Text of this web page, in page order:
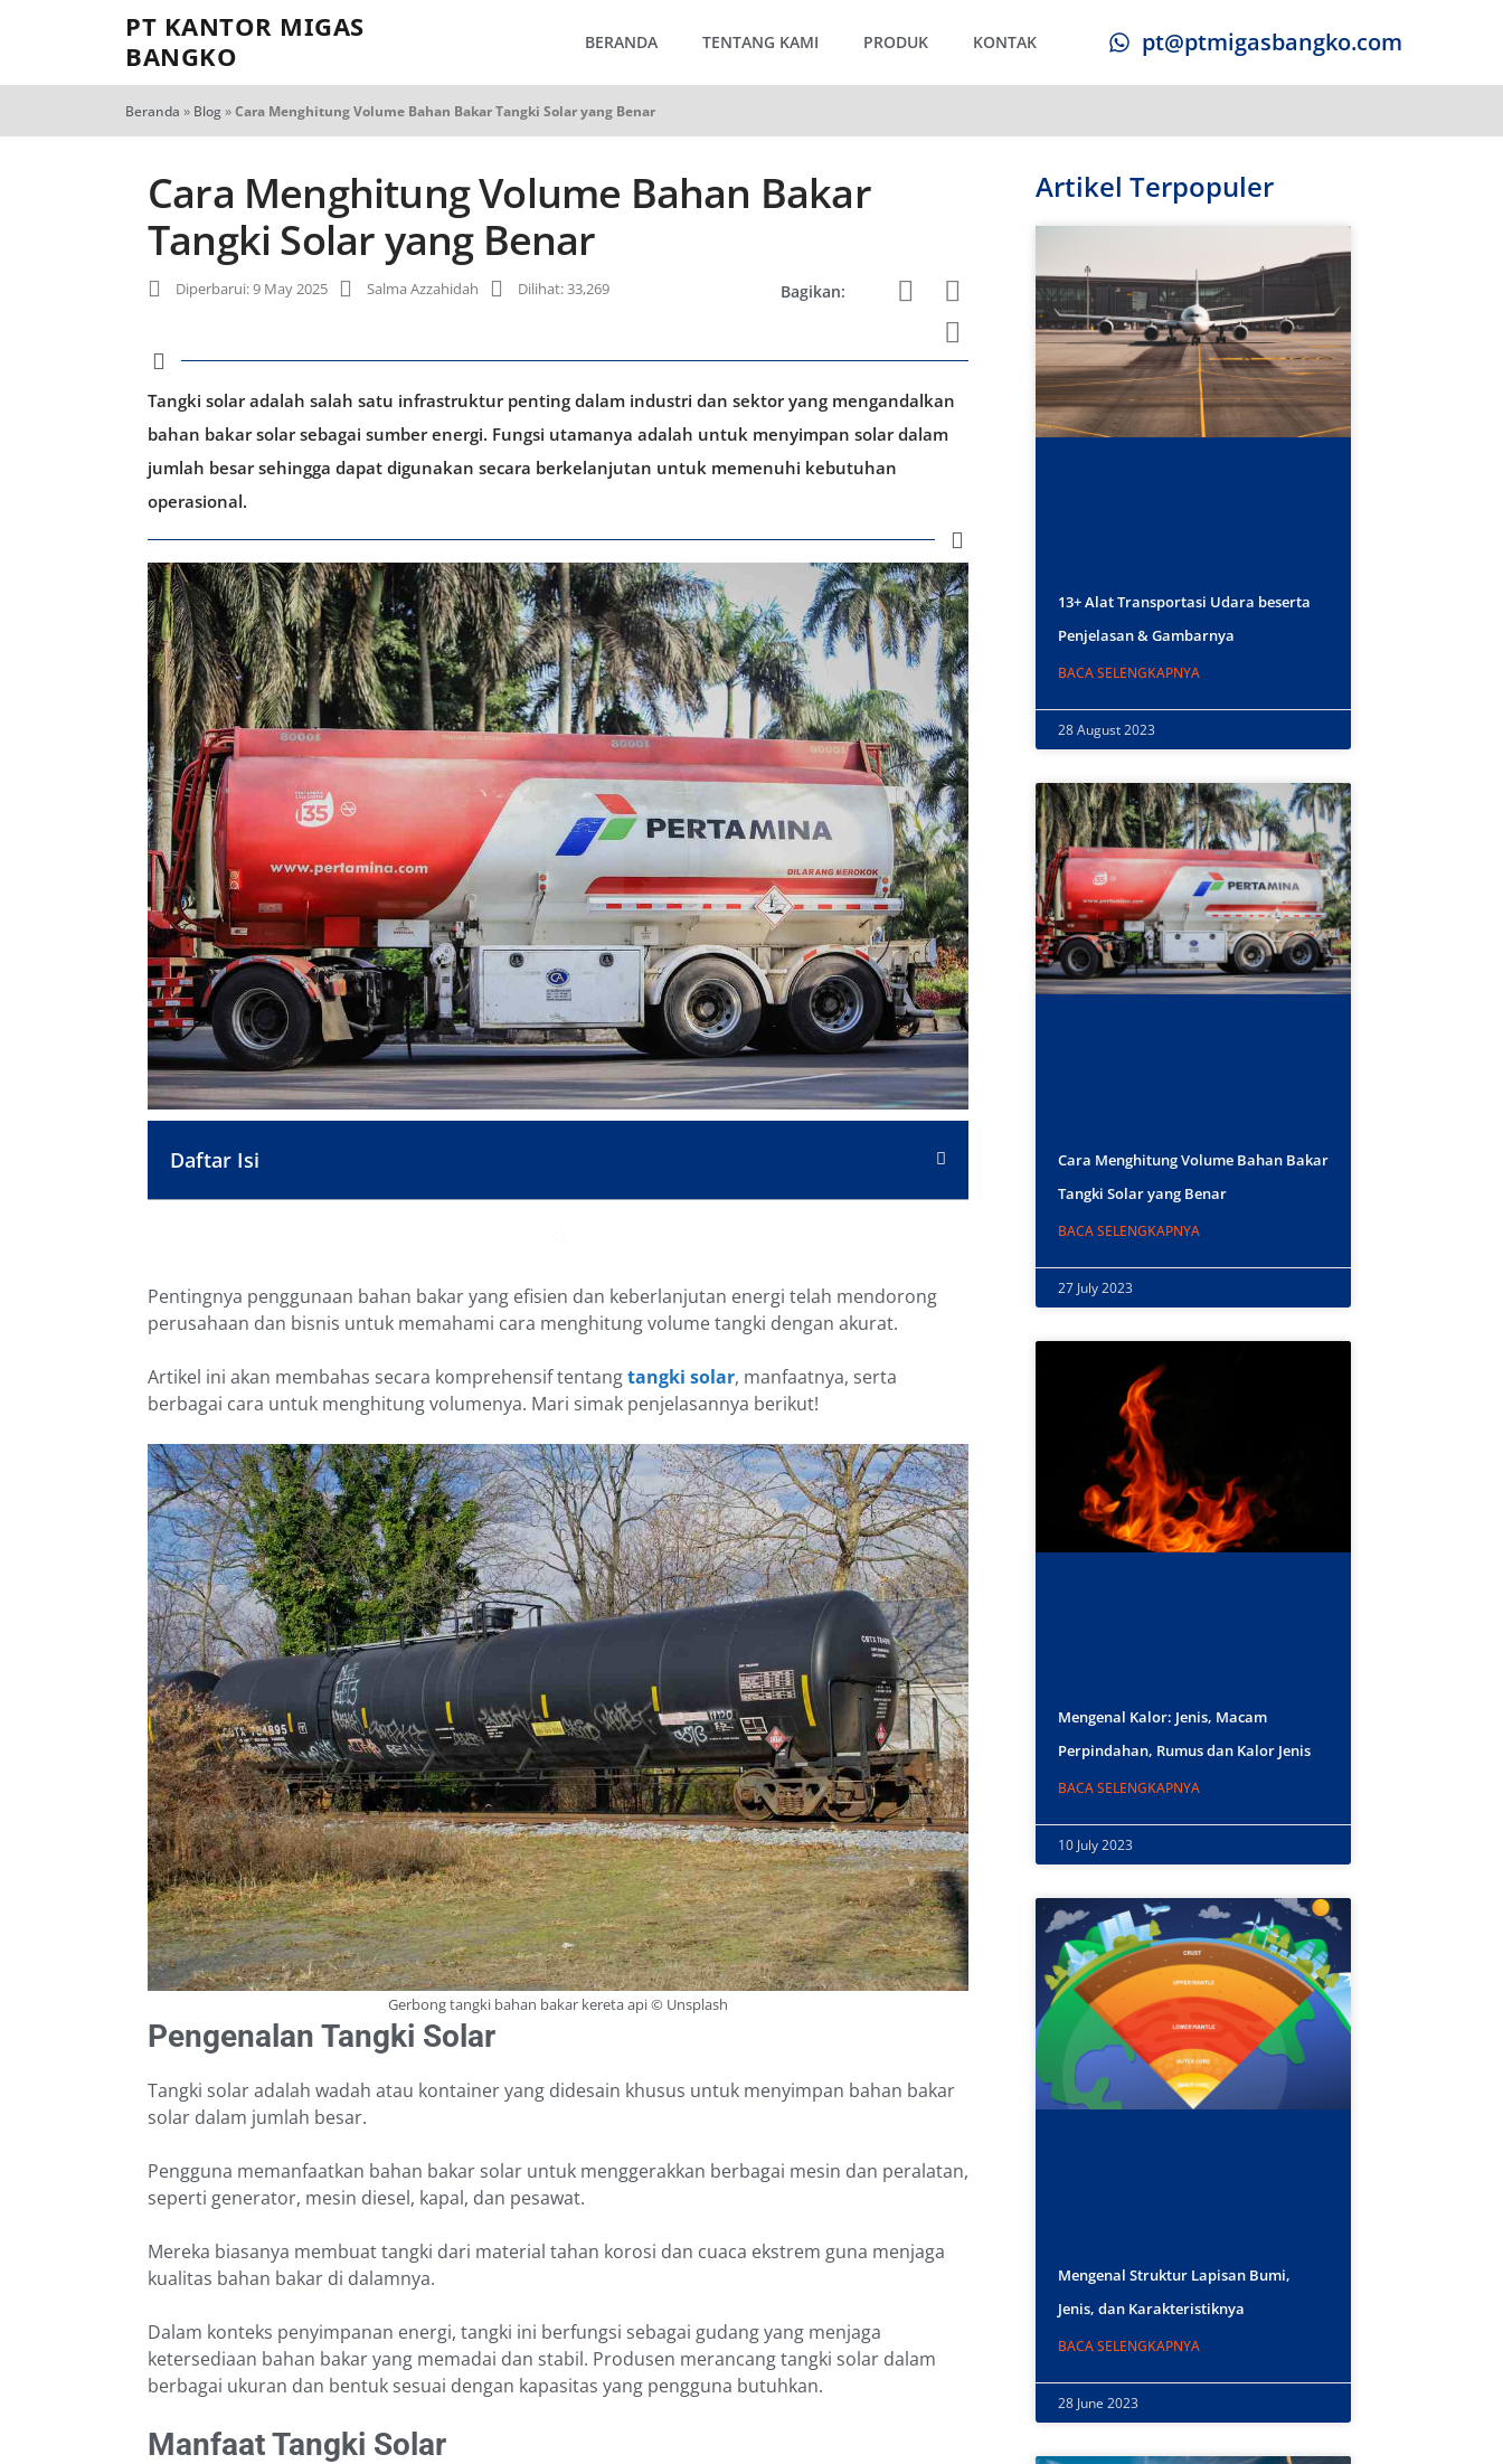
PT KANTOR MIGAS
BANGKO
BERANDA TENTANG KAMI PRODUK KONTAK pt@ptmigasbangko.com
Beranda » Blog»Cara Menghitung Volume Bahan Bakar Tangki Solar yang Benar
Cara Menghitung Volume Bahan Bakar
Tangki Solar yang Benar
Diperbarui: 9 May 2025 Salma Azzahidah Dilihat: 33,269 Bagikan:
Tangki solar adalah salah satu infrastruktur penting dalam industri dan sektor yang mengandalkan
bahan bakar solar sebagai sumber energi. Fungsi utamanya adalah untuk menyimpan solar dalam
jumlah besar sehingga dapat digunakan secara berkelanjutan untuk memenuhi kebutuhan
operasional.
Daftar Isi
Pentingnya penggunaan bahan bakar yang efisien dan keberlanjutan energi telah mendorong
perusahaan dan bisnis untuk memahami cara menghitung volume tangki dengan akurat.
Artikel ini akan membahas secara komprehensif tentangtangki solar, manfaatnya, serta
berbagai cara untuk menghitung volumenya. Mari simak penjelasannya berikut!
Gerbong tangki bahan bakar kereta api © Unsplash
Pengenalan Tangki Solar
Tangki solar adalah wadah atau kontainer yang didesain khusus untuk menyimpan bahan bakar
solar dalam jumlah besar.
Pengguna memanfaatkan bahan bakar solar untuk menggerakkan berbagai mesin dan peralatan,
seperti generator, mesin diesel, kapal, dan pesawat.
Mereka biasanya membuat tangki dari material tahan korosi dan cuaca ekstrem guna menjaga
kualitas bahan bakar di dalamnya.
Dalam konteks penyimpanan energi, tangki ini berfungsi sebagai gudang yang menjaga
ketersediaan bahan bakar yang memadai dan stabil. Produsen merancang tangki solar dalam
berbagai ukuran dan bentuk sesuai dengan kapasitas yang pengguna butuhkan.
Manfaat Tangki Solar
Artikel Terpopuler
13+ Alat Transportasi Udara beserta
Penjelasan & Gambarnya
BACA SELENGKAPNYA
28 August 2023
Cara Menghitung Volume Bahan Bakar
Tangki Solar yang Benar
BACA SELENGKAPNYA
27 July 2023
Mengenal Kalor: Jenis, Macam
Perpindahan, Rumus dan Kalor Jenis
BACA SELENGKAPNYA
10 July 2023
Mengenal Struktur Lapisan Bumi,
Jenis, dan Karakteristiknya
BACA SELENGKAPNYA
28 June 2023